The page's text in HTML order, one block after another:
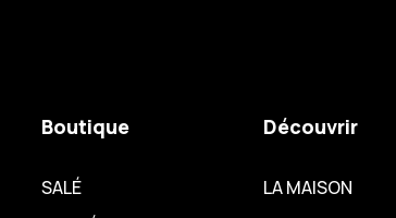
Boutique
SALÉ
Découvrir
LA MAISON